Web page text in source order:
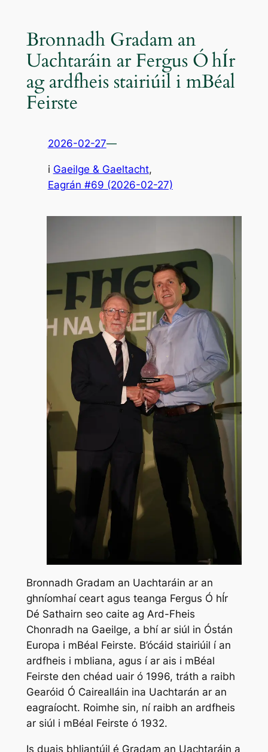
Bronnadh Gradam an
Uachtaráin ar Fergus Ó hÍr
ag ardfheis stairiúil i mBéal
Feirste
2026-02-27—
i Gaeilge & Gaeltacht,
Eagrán #69 (2026-02-27)
Bronnadh Gradam an Uachtaráin ar an
ghníomhaí ceart agus teanga Fergus Ó hÍr
Dé Sathairn seo caite ag Ard-Fheis
Chonradh na Gaeilge, a bhí ar siúl in Óstán
Europa i mBéal Feirste. B’ócáid stairiúil í an
ardfheis i mbliana, agus í ar ais i mBéal
Feirste den chéad uair ó 1996, tráth a raibh
Gearóid Ó Cairealláin ina Uachtarán ar an
eagraíocht. Roimhe sin, ní raibh an ardfheis
ar siúl i mBéal Feirste ó 1932.
Is duais bhliantúil é Gradam an Uachtaráin a